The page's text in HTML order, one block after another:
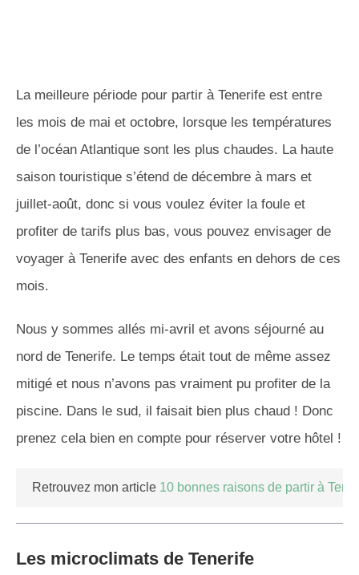
La meilleure période pour partir à Tenerife est entre
les mois de mai et octobre, lorsque les températures
de l’océan Atlantique sont les plus chaudes. La haute
saison touristique s’étend de décembre à mars et
juillet-août, donc si vous voulez éviter la foule et
profiter de tarifs plus bas, vous pouvez envisager de
voyager à Tenerife avec des enfants en dehors de ces
mois.
Nous y sommes allés mi-avril et avons séjourné au
nord de Tenerife. Le temps était tout de même assez
mitigé et nous n’avons pas vraiment pu profiter de la
piscine. Dans le sud, il faisait bien plus chaud ! Donc
prenez cela bien en compte pour réserver votre hôtel !
Retrouvez mon article 10 bonnes raisons de partir à
Les microclimats de Tenerife